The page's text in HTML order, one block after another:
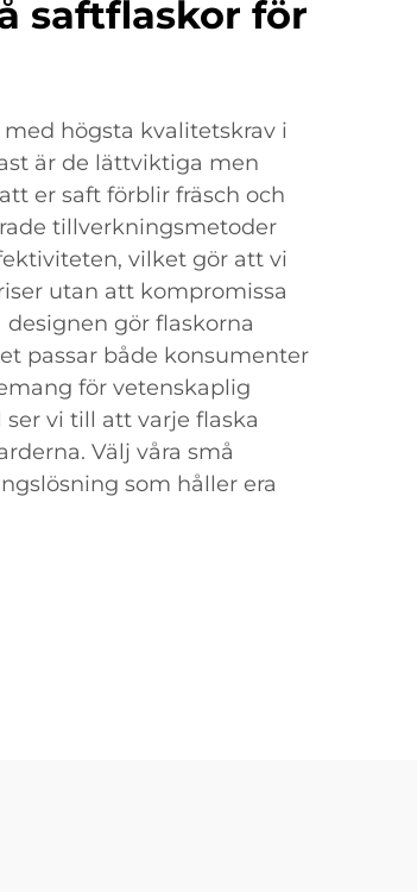
saftflaskor för
högsta kvalitetskrav i
är de lättviktiga men
er saft förblir fräsch och
tillverkningsmetoder
vilket gör att vi
utan att kompromissa
gör flaskorna
passar både konsumenter
för vetenskaplig
vi till att varje flaska
Välj våra små
som håller era